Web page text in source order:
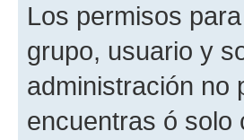
Los permisos
grupo, usuario y
administración no
encuentras ó solo